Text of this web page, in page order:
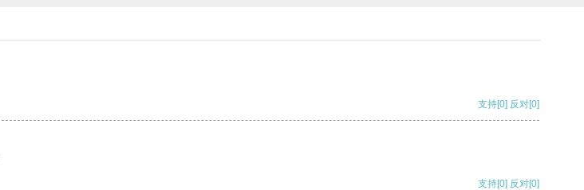
支持[0] 反对[0]
支持[0] 反对[0]